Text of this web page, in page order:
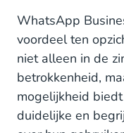
WhatsApp
voordeel ten
niet alleen in de
betrokkenheid,
mogelijkheid
duidelijke en